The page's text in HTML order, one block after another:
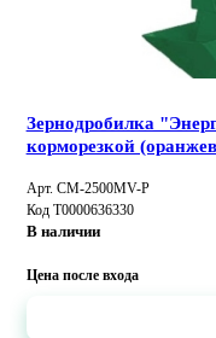
Зернодробилка
корморезкой
Арт. CM-2500MV-P
Код Т0000636330
В наличии
Цена после входа